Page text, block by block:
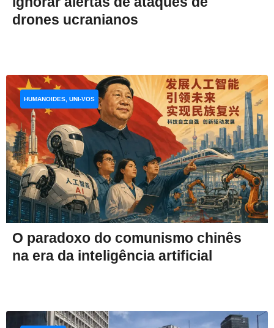
drones ucranianos
O paradoxo do comunismo chinês
na era da inteligência artificial
HUMANOIDES, UNI-VOS